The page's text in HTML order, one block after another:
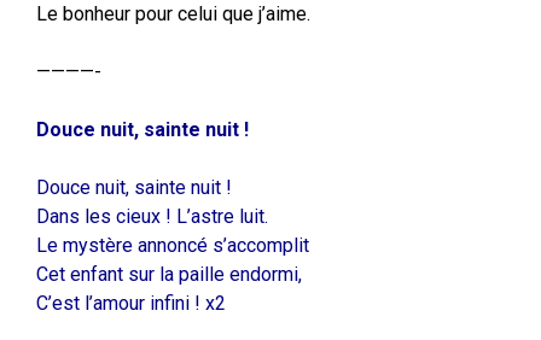
Le bonheur pour celui que j’aime.
————-
Douce nuit, sainte nuit !
Douce nuit, sainte nuit !
Dans les cieux ! L’astre luit.
Le mystère annoncé s’accomplit
Cet enfant sur la paille endormi,
C’est l’amour infini ! x2